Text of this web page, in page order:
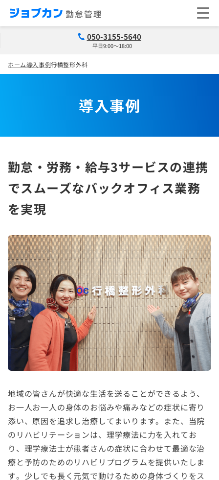
050-3155-5640
平日9:00～18:00
ホーム導入事例行橋整形外科
導入事例
勤怠・労務・給与3サービスの連携
でスムーズなバックオフィス業務
を実現
地域の皆さんが快適な生活を送ることができるよう、
お一人お一人の身体のお悩みや痛みなどの症状に寄り
添い、原因を追求し治療してまいります。また、当院
のリハビリテーションは、理学療法に力を入れてお
り、理学療法士が患者さんの症状に合わせて最適な治
療と予防のためのリハビリプログラムを提供いたしま
す。少しでも長く元気で動けるための身体づくりをス